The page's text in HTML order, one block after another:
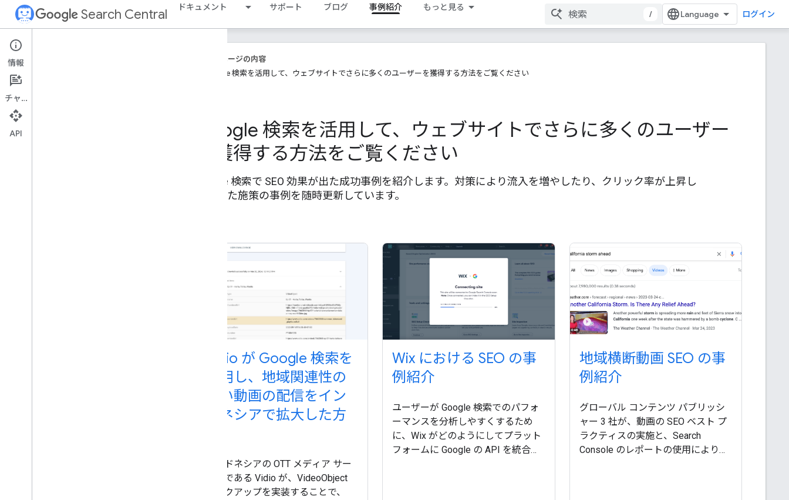
Search Central ドキュメント サポート ブログ 事例紹介 もっと見る
/ ログイン
事例紹介の特集
Vidio、Video
Wix が Google API を統合してユーザー
にとっての価値を生み出した方法
動画 SEO 機能がグローバル パブリッシ
ャーのリーチ拡大に貢献
Vimeo が顧客の動画 SEO を改善した方
このページの内容
Google 検索を活用して、ウェブサイトでさらに多くのユーザーを獲得する方法をご覧ください
Google 検索を活用して、ウェブサイトでさらに多くのユーザー
を獲得する方法をご覧ください
Google 検索で SEO 効果が出た成功事例を紹介します。対策により流入を増やしたり、クリック率が上昇し
たりした施策の事例を随時更新しています。
Vidio が Google 検索を
活用し、地域関連性の
高い動画の配信をイン
ドネシアで拡大した方
インドネシアの OTT メディア サー
ビスである Vidio が、VideoObject
マークアップを実装することで、
Wix における SEO の事
例紹介
ユーザーが Google 検索でのパフォ
ーマンスを分析しやすくするため
に、Wix がどのようにしてプラット
フォームに Google の API を統合し
地域横断動画 SEO の事
例紹介
グローバル コンテンツ パブリッシ
ャー 3 社が、動画の SEO ベスト プ
ラクティスの実施と、Search
Console のレポートの使用により、
情報
チャット
API